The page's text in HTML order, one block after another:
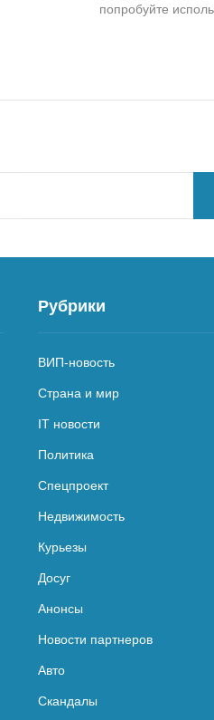
попробуйте
Рубрики
ВИП-новость
Страна и мир
IT новости
Политика
Спецпроект
Недвижимость
Курьезы
Досуг
Анонсы
Новости партнеров
Авто
Скандалы